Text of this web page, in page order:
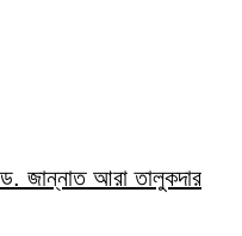
ড. জান্নাত আরা তালুকদার